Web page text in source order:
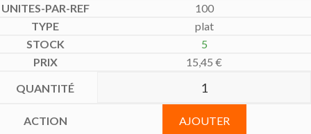
100
plat
5
15,45 €
AJOUTER